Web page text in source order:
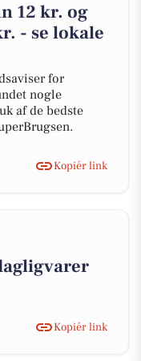
12 kr. og
- se lokale
for
nogle
af de bedste
Kopiér link
Kopiér link